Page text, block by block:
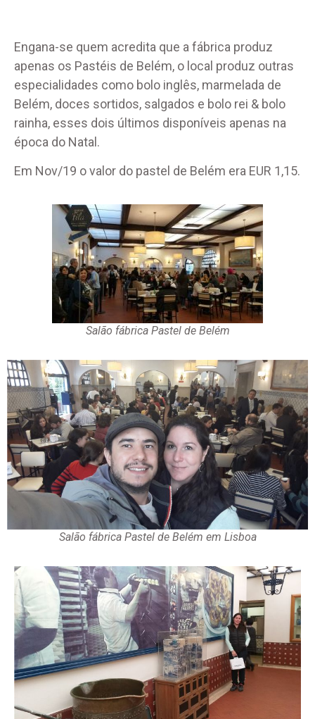
Engana-se quem acredita que a fábrica produz
apenas os Pastéis de Belém, o local produz outras
especialidades como bolo inglês, marmelada de
Belém, doces sortidos, salgados e bolo rei & bolo
rainha, esses dois últimos disponíveis apenas na
época do Natal.
Em Nov/19 o valor do pastel de Belém era EUR 1,15.
Salão fábrica Pastel de Belém
Salão fábrica Pastel de Belém em Lisboa